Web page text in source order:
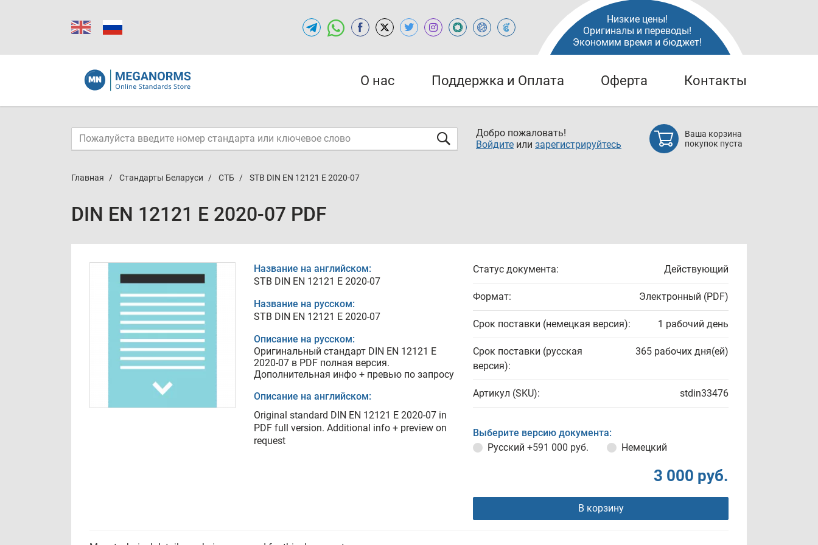
Низкие цены!
Оригиналы и переводы!
Экономим время и бюджет!
О нас Поддержка и Оплата Оферта Контакты
Добро пожаловать!
Войдите или зарегистрируйтесь
Ваша корзина
покупок пуста
Главная Стандарты Беларуси СТБ STB DIN EN 12121 E 2020-07
DIN EN 12121 E 2020-07 PDF
Название на английском:
STB DIN EN 12121 E 2020-07
Название на русском:
STB DIN EN 12121 E 2020-07
Описание на русском:
Оригинальный стандарт DIN EN 12121 E
2020-07 в PDF полная версия.
Дополнительная инфо + превью по запросу
Описание на английском:
Original standard DIN EN 12121 E 2020-07 in
PDF full version. Additional info + preview on
request
Статус документа: Действующий
Формат: Электронный (PDF)
Срок поставки (немецкая версия): 1 рабочий день
Срок поставки (русская
версия):
365 рабочих дня(ей)
Артикул (SKU): stdin33476
Выберите версию документа:
Русский +591 000 руб. Немецкий
3 000 руб.
В корзину